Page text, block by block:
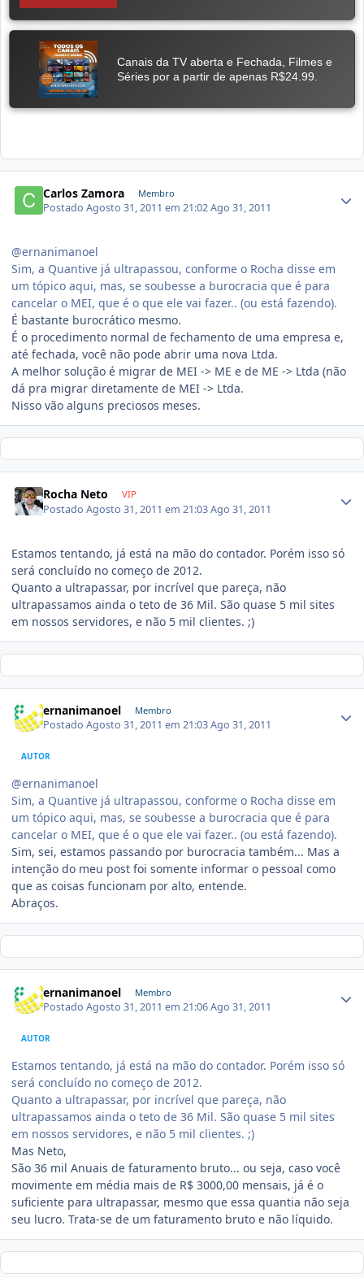
Carlos Zamora Membro
PostadoAgosto 31, 2011 em 21:02Ago 31, 2011
@ernanimanoel
Sim, a Quantive já ultrapassou, conforme o Rocha disse em
um tópico aqui, mas, se soubesse a burocracia que é para
cancelar o MEI, que é o que ele vai fazer.. (ou está fazendo).
É bastante burocrático mesmo.
É o procedimento normal de fechamento de uma empresa e,
até fechada, você não pode abrir uma nova Ltda.
A melhor solução é migrar de MEI -> ME e de ME -> Ltda (não
dá pra migrar diretamente de MEI -> Ltda.
Nisso vão alguns preciosos meses.
Rocha Neto VIP
PostadoAgosto 31, 2011 em 21:03Ago 31, 2011
Estamos tentando, já está na mão do contador. Porém isso só
será concluído no começo de 2012.
Quanto a ultrapassar, por incrível que pareça, não
ultrapassamos ainda o teto de 36 Mil. São quase 5 mil sites
em nossos servidores, e não 5 mil clientes. ;)
ernanimanoel Membro
PostadoAgosto 31, 2011 em 21:03Ago 31, 2011
AUTOR
@ernanimanoel
Sim, a Quantive já ultrapassou, conforme o Rocha disse em
um tópico aqui, mas, se soubesse a burocracia que é para
cancelar o MEI, que é o que ele vai fazer.. (ou está fazendo).
Sim, sei, estamos passando por burocracia também... Mas a
intenção do meu post foi somente informar o pessoal como
que as coisas funcionam por alto, entende.
Abraços.
ernanimanoel Membro
PostadoAgosto 31, 2011 em 21:06Ago 31, 2011
AUTOR
Estamos tentando, já está na mão do contador. Porém isso só
será concluído no começo de 2012.
Quanto a ultrapassar, por incrível que pareça, não
ultrapassamos ainda o teto de 36 Mil. São quase 5 mil sites
em nossos servidores, e não 5 mil clientes. ;)
Mas Neto,
São 36 mil Anuais de faturamento bruto... ou seja, caso você
movimente em média mais de R$ 3000,00 mensais, já é o
suficiente para ultrapassar, mesmo que essa quantia não seja
seu lucro. Trata-se de um faturamento bruto e não líquido.